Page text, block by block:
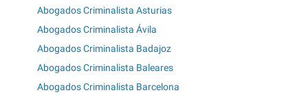
Abogados Criminalista Asturias
Abogados Criminalista Ávila
Abogados Criminalista Badajoz
Abogados Criminalista Baleares
Abogados Criminalista Barcelona